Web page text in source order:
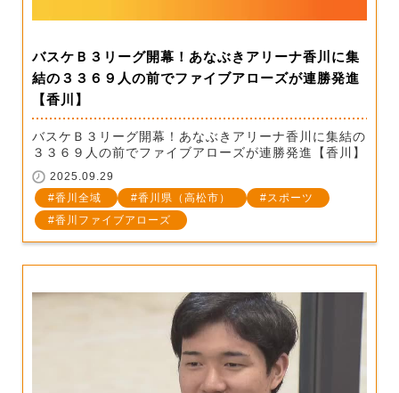
バスケＢ３リーグ開幕！あなぶきアリーナ香川に集
結の３３６９人の前でファイブアローズが連勝発進
【香川】
バスケＢ３リーグ開幕！あなぶきアリーナ香川に集結の
３３６９人の前でファイブアローズが連勝発進【香川】
2025.09.29
香川全域
香川県（高松市）
スポーツ
香川ファイブアローズ